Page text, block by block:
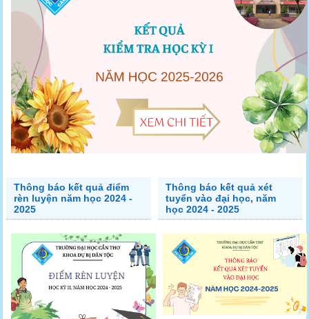
Thông báo kết quả điểm
rèn luyện năm học 2024 -
2025
Thông báo kết quả xét
tuyển vào đại học, năm
học 2024 - 2025